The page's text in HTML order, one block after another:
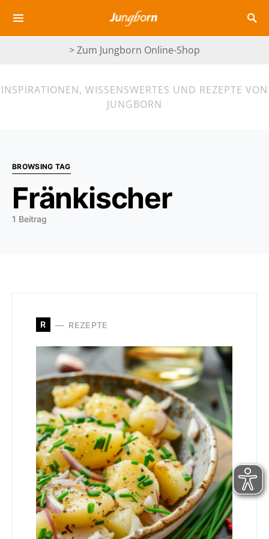
> Zum Jungborn Online-Shop
INSPIRATIONEN, WISSENSWERTES UND REZEPTE VON
JUNGBORN
BROWSING TAG
Fränkischer
1 Beitrag
R REZEPTE